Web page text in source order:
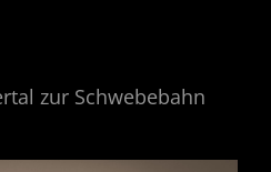
zur Schwebebahn